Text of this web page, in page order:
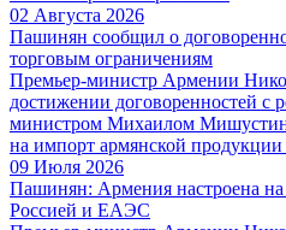
02 Августа 2026
Пашинян сообщил о
торговым ограничениям
Премьер-министр Армении
достижении договоренностей с
министром Михаилом
на импорт армянской
09 Июля 2026
Пашинян: Армения настроена
Россией и ЕАЭС